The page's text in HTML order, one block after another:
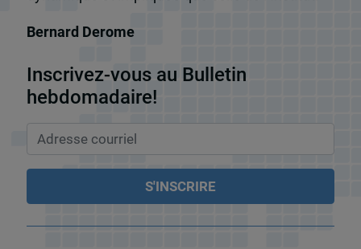
Bernard Derome
Inscrivez-vous au Bulletin
hebdomadaire!